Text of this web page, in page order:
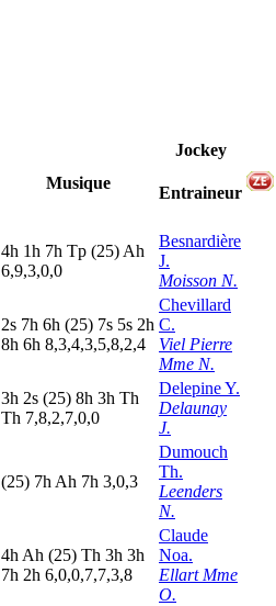
Musique
Jockey
Entraineur
4h 1h 7h Tp (25) Ah
6,9,3,0,0
Besnardière
J.
Moisson N.
2s 7h 6h (25) 7s 5s 2h
8h 6h 8,3,4,3,5,8,2,4
Chevillard
C.
Viel Pierre
Mme N.
3h 2s (25) 8h 3h Th
Th 7,8,2,7,0,0
Delepine Y.
Delaunay
J.
(25) 7h Ah 7h 3,0,3
Dumouch
Th.
Leenders
N.
4h Ah (25) Th 3h 3h
7h 2h 6,0,0,7,7,3,8
Claude
Noa.
Ellart Mme
O.